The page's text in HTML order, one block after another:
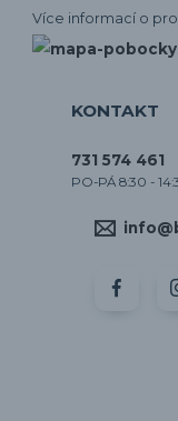
Více informací o
KONTAKT
731 574 461
PO-PÁ 8:30 -